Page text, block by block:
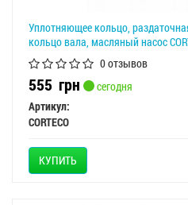
Уплотняющее кольцо,
кольцо вала, масляный насос
0 отзывов
555 грн
сегодня
Артикул:
CORTECO
КУПИТЬ